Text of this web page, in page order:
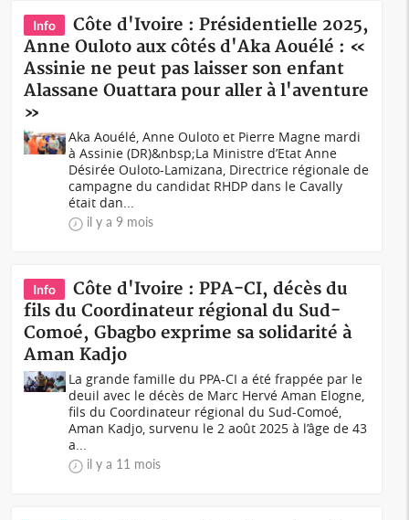
Info
Côte d'Ivoire : Présidentielle 2025,
Anne Ouloto aux côtés d'Aka Aouélé : «
Assinie ne peut pas laisser son enfant
Alassane Ouattara pour aller à l'aventure
»
Aka Aouélé, Anne Ouloto et Pierre Magne mardi
à Assinie (DR)&nbsp;La Ministre d’Etat Anne
Désirée Ouloto-Lamizana, Directrice régionale de
campagne du candidat RHDP dans le Cavally
était dan...
il y a 9 mois
Info
Côte d'Ivoire : PPA-CI, décès du
fils du Coordinateur régional du Sud-
Comoé, Gbagbo exprime sa solidarité à
Aman Kadjo
La grande famille du PPA-CI a été frappée par le
deuil avec le décès de Marc Hervé Aman Elogne,
fils du Coordinateur régional du Sud-Comoé,
Aman Kadjo, survenu le 2 août 2025 à l’âge de 43
a...
il y a 11 mois